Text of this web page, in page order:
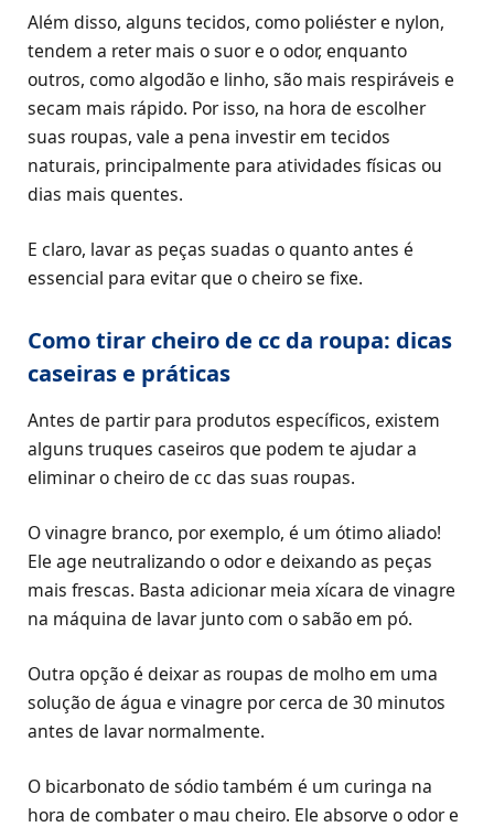
Além disso, alguns tecidos, como poliéster e nylon,
tendem a reter mais o suor e o odor, enquanto
outros, como algodão e linho, são mais respiráveis e
secam mais rápido. Por isso, na hora de escolher
suas roupas, vale a pena investir em tecidos
naturais, principalmente para atividades físicas ou
dias mais quentes.
E claro, lavar as peças suadas o quanto antes é
essencial para evitar que o cheiro se fixe.
Como tirar cheiro de cc da roupa: dicas
caseiras e práticas
Antes de partir para produtos específicos, existem
alguns truques caseiros que podem te ajudar a
eliminar o cheiro de cc das suas roupas.
O vinagre branco, por exemplo, é um ótimo aliado!
Ele age neutralizando o odor e deixando as peças
mais frescas. Basta adicionar meia xícara de vinagre
na máquina de lavar junto com o sabão em pó.
Outra opção é deixar as roupas de molho em uma
solução de água e vinagre por cerca de 30 minutos
antes de lavar normalmente.
O bicarbonato de sódio também é um curinga na
hora de combater o mau cheiro. Ele absorve o odor e